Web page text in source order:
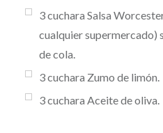
3cuchara Salsa
cualquier supermercado)
de cola.
3cuchara Zumo de limón.
3cuchara Aceite de oliva.